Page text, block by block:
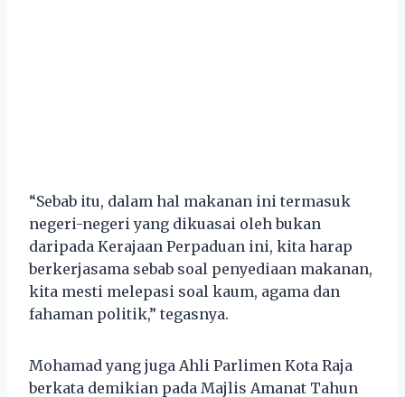
“Sebab itu, dalam hal makanan ini termasuk
negeri-negeri yang dikuasai oleh bukan
daripada Kerajaan Perpaduan ini, kita harap
berkerjasama sebab soal penyediaan makanan,
kita mesti melepasi soal kaum, agama dan
fahaman politik,” tegasnya.
Mohamad yang juga Ahli Parlimen Kota Raja
berkata demikian pada Majlis Amanat Tahun